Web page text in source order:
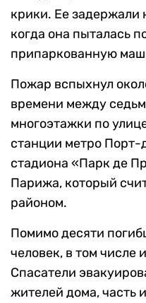
крики. Ее задержали
когда она пыталась
припаркованную
Пожар вспыхнул
времени между
многоэтажки по
станции метро Порт-
стадиона «Парк де
Парижа, который
районом.
Помимо десяти
человек, в том числе
Спасатели
жителей дома, часть